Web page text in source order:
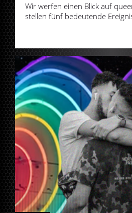
Wir werfen einen Blick auf
stellen fünf bedeutende